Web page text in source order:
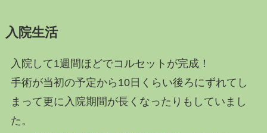
入院生活
入院して1週間ほどでコルセットが完成！
手術が当初の予定から10日くらい後ろにずれてし
まって更に入院期間が長くなったりもしていまし
た。